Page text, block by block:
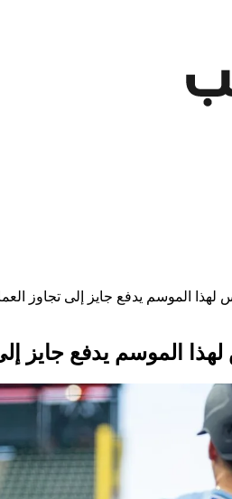
الموسم يدفع جايز إلى تجاوز
الموسم يدفع جايز